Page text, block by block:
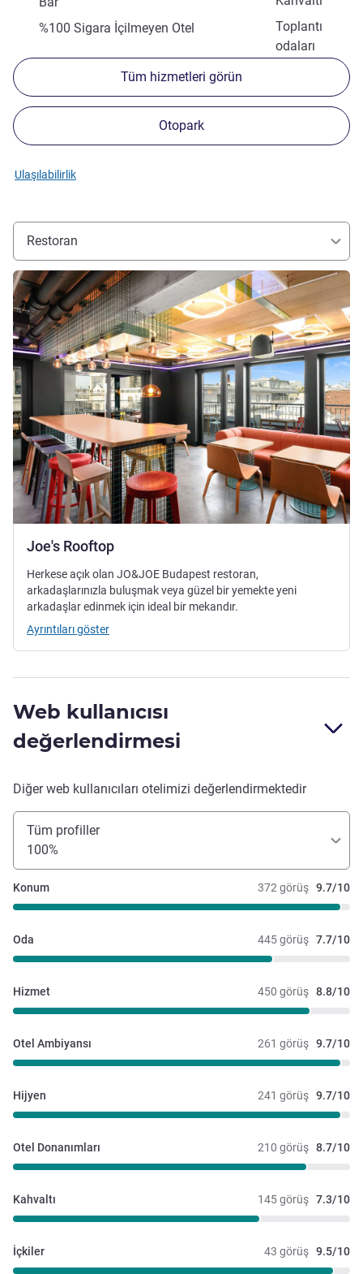
Toplantı
odaları
%100 Sigara İçilmeyen Otel
Tüm hizmetleri görün
Otopark
Ulaşılabilirlik
Restoran
Joe's Rooftop
Ayrıntıları göster
Herkese açık olan JO&JOE Budapest restoran,
arkadaşlarınızla buluşmak veya güzel bir yemekte yeni
arkadaşlar edinmek için ideal bir mekandır.
Ayrıntıları göster
Web kullanıcısı
değerlendirmesi
Diğer web kullanıcıları otelimizi değerlendirmektedir
Tüm profiller
100%
372 görüş 9.7/10
Konum
445 görüş 7.7/10
Oda
450 görüş 8.8/10
Hizmet
261 görüş 9.7/10
Otel Ambiyansı
241 görüş 9.7/10
Hijyen
210 görüş 8.7/10
Otel Donanımları
145 görüş 7.3/10
Kahvaltı
43 görüş 9.5/10
İçkiler